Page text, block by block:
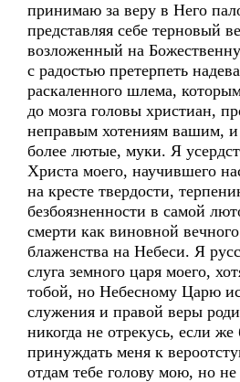
принимаю за веру в Него
представляя себе терновый
возложенный на
с радостью претерпеть
раскаленного шлема,
до мозга головы христиан,
неправым хотениям вашим, и
более лютые, муки. Я
Христа моего, научившего
на кресте твердости,
безбоязненности в самой
смерти как виновной
блаженства на Небеси. Я
слуга земного царя моего,
тобой, но Небесному Царю
служения и правой веры
никогда не отрекусь, если же
принуждать меня к
отдам тебе голову мою, но